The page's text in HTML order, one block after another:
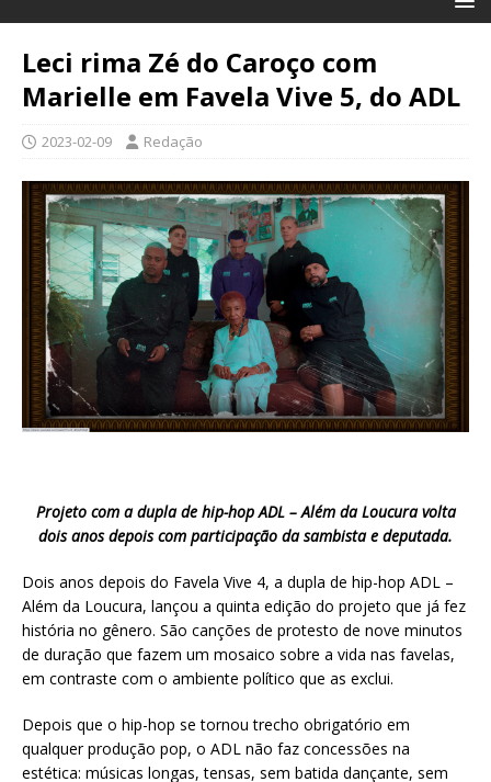
Leci rima Zé do Caroço com
Marielle em Favela Vive 5, do ADL
2023-02-09 Redação
Projeto com a dupla de hip-hop ADL – Além da Loucura volta
dois anos depois com participação da sambista e deputada.
Dois anos depois do Favela Vive 4, a dupla de hip-hop ADL –
Além da Loucura, lançou a quinta edição do projeto que já fez
história no gênero. São canções de protesto de nove minutos
de duração que fazem um mosaico sobre a vida nas favelas,
em contraste com o ambiente político que as exclui.
Depois que o hip-hop se tornou trecho obrigatório em
qualquer produção pop, o ADL não faz concessões na
estética: músicas longas, tensas, sem batida dançante, sem